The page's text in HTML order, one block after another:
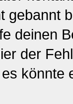
gebannt
deinen
der
könnte